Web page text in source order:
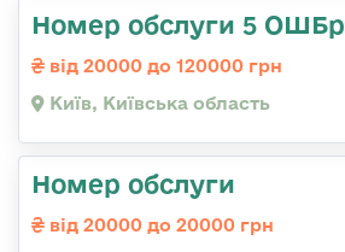
Номер обслуги 5 ОШБр
від 20000 до 120000 грн
Київ, Київська область
Номер обслуги
від 20000 до 20000 грн